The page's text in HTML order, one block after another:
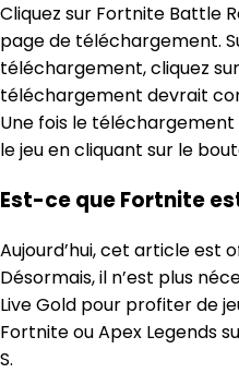
Cliquez sur Fortnite Battle
page de téléchargement.
téléchargement, cliquez
téléchargement devrait
Une fois le
le jeu en cliquant sur le
Est-ce que Fortnite
Aujourd’hui, cet article est
Désormais, il n’est plus
Live Gold pour profiter de
Fortnite ou Apex Legends
S.